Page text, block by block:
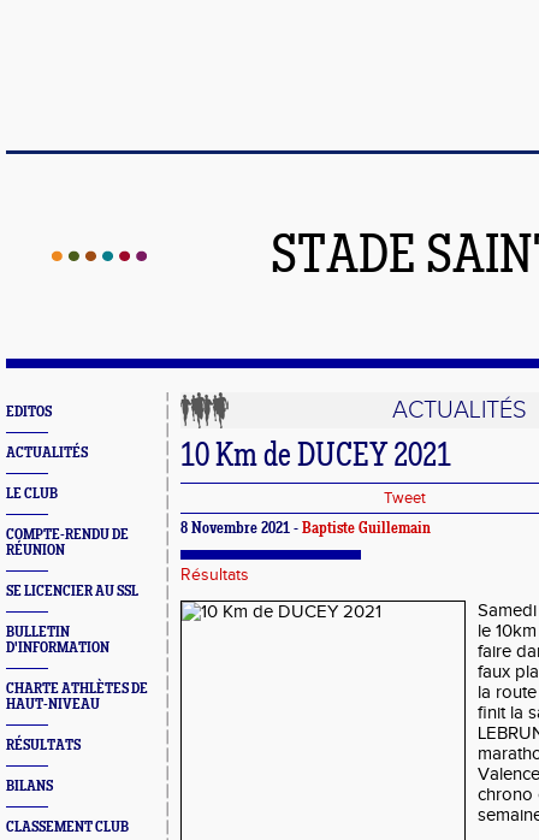
STADE
EDITOS
ACTUALITÉS
LE CLUB
COMPTE-RENDU DE
RÉUNION
SE LICENCIER AU SSL
BULLETIN
D'INFORMATION
CHARTE ATHLÈTES DE
HAUT-NIVEAU
RÉSULTATS
BILANS
CLASSEMENT CLUB
ACTUALITÉS
10 Km de DUCEY 2021
Tweet
8 Novembre 2021 - Baptiste Guillemain
Résultats
le
faire
faux
la
finit la
chrono